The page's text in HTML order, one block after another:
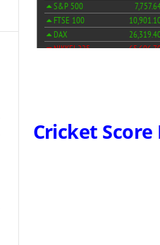
Cricket Score